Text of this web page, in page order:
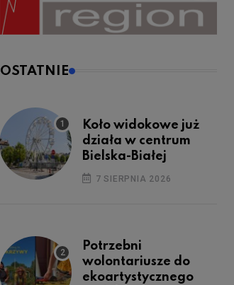
OSTATNIE
Koło widokowe już
działa w centrum
Bielska-Białej
7 SIERPNIA 2026
Potrzebni
wolontariusze do
ekoartystycznego